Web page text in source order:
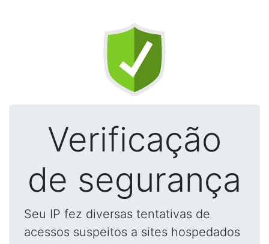
Verificação
de segurança
Seu IP fez diversas tentativas de
acessos suspeitos a sites hospedados